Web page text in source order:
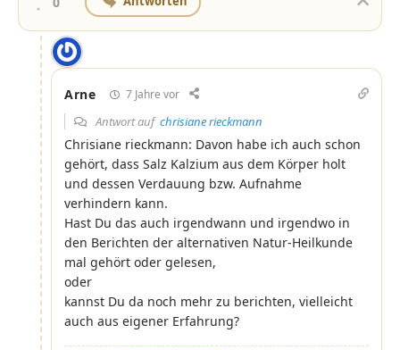
Arne 7 Jahre vor
Antwort auf chrisiane rieckmann
Chrisiane rieckmann: Davon habe ich auch schon
gehört, dass Salz Kalzium aus dem Körper holt
und dessen Verdauung bzw. Aufnahme
verhindern kann.
Hast Du das auch irgendwann und irgendwo in
den Berichten der alternativen Natur-Heilkunde
mal gehört oder gelesen,
oder
kannst Du da noch mehr zu berichten, vielleicht
auch aus eigener Erfahrung?